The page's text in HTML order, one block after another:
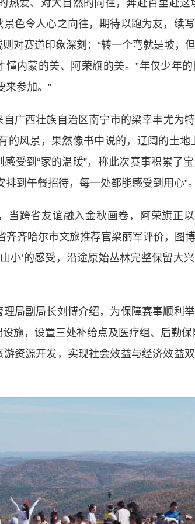
爱、对大自然的向往，奔赴 百里赴这
色令人心之向往，期待以跑为友，续
对赛道印象深刻：“转一个弯就是坡，
懂内蒙的美、阿荣旗的美。”年仅少年
来参加。”
广西壮族自治区南宁市的梁幸丰尤为
的风景，果然像书中说的，辽阔的土地
受到“家的温暖”，称此次赛事积累了
到午餐招待，每一处都能感受到用心”。
跨省友谊融入金秋画卷，阿荣旗正以
齐齐哈尔市文旅推荐官梁丽军评价，图
小’的感受，沿途原始丛林完整保留大
副局长刘博介绍，为保障赛事顺利
施，设置三处补给点及医疗组、后勤
资源开发，实现社会效益与经济效益